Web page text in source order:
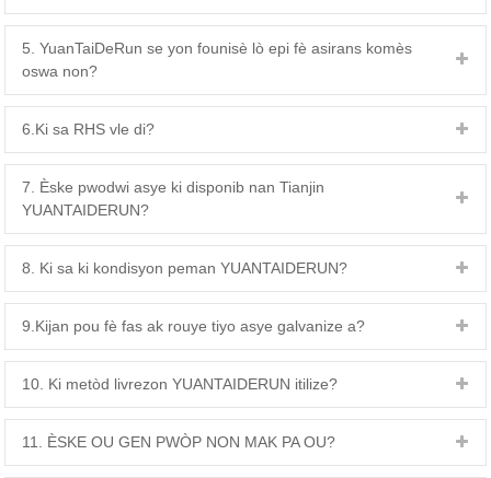
5. YuanTaiDeRun se yon founisè lò epi fè asirans komès
oswa non?
6.Ki sa RHS vle di?
7. Èske pwodwi asye ki disponib nan Tianjin
YUANTAIDERUN?
8. Ki sa ki kondisyon peman YUANTAIDERUN?
9.Kijan pou fè fas ak rouye tiyo asye galvanize a?
10. Ki metòd livrezon YUANTAIDERUN itilize?
11. ÈSKE OU GEN PWÒP NON MAK PA OU?